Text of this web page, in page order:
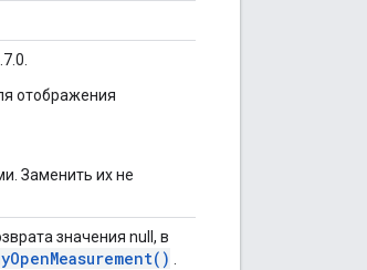
отображения
Заменить их не
значения null, в